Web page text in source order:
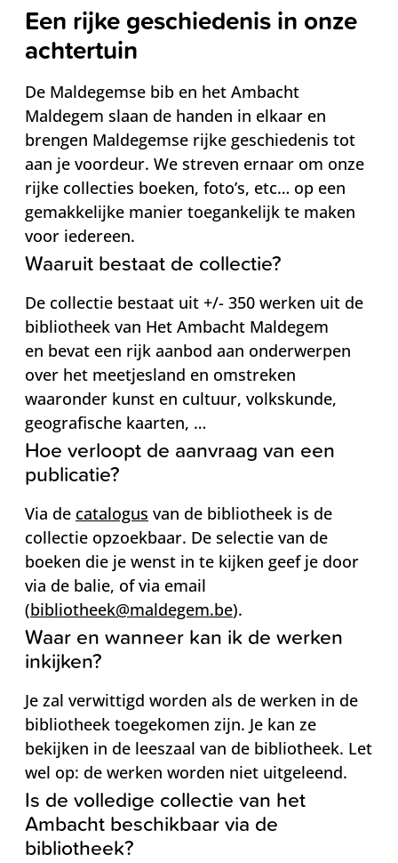
Een rijke geschiedenis in onze
achtertuin
De Maldegemse bib en het Ambacht
Maldegem slaan de handen in elkaar en
brengen Maldegemse rijke geschiedenis tot
aan je voordeur. We streven ernaar om onze
rijke collecties boeken, foto’s, etc… op een
gemakkelijke manier toegankelijk te maken
voor iedereen.
Waaruit bestaat de collectie?
De collectie bestaat uit +/- 350 werken uit de
bibliotheek van Het Ambacht Maldegem
en bevat een rijk aanbod aan onderwerpen
over het meetjesland en omstreken
waaronder kunst en cultuur, volkskunde,
geografische kaarten, …
Hoe verloopt de aanvraag van een
publicatie?
Via de catalogus van de bibliotheek is de
collectie opzoekbaar. De selectie van de
boeken die je wenst in te kijken geef je door
via de balie, of via email
(bibliotheek@maldegem.be).
Waar en wanneer kan ik de werken
inkijken?
Je zal verwittigd worden als de werken in de
bibliotheek toegekomen zijn. Je kan ze
bekijken in de leeszaal van de bibliotheek. Let
wel op: de werken worden niet uitgeleend.
Is de volledige collectie van het
Ambacht beschikbaar via de
bibliotheek?